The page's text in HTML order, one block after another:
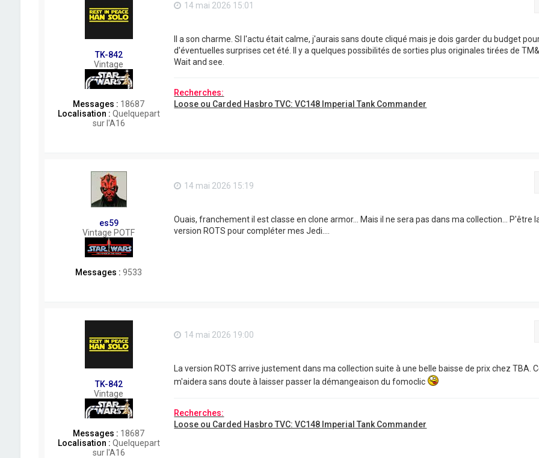
TK-842
Vintage
Messages : 18687
Localisation : Quelquepart
sur l'A16
14 mai 2026 15:01
Il a son charme. SI l'actu était calme, j'aurais sans doute cliqué mais je dois garder du budget
d'éventuelles surprises cet été. Il y a quelques possibilités de sorties plus originales tirées de
Wait and see.
Recherches:
Loose ou Carded Hasbro TVC: VC148 Imperial Tank Commander
es59
Vintage POTF
Messages : 9533
14 mai 2026 15:19
Ouais, franchement il est classe en clone armor... Mais il ne sera pas dans ma collection... P'être
version ROTS pour compléter mes Jedi....
TK-842
Vintage
Messages : 18687
Localisation : Quelquepart
sur l'A16
14 mai 2026 19:00
La version ROTS arrive justement dans ma collection suite à une belle baisse de prix chez TBA.
m'aidera sans doute à laisser passer la démangeaison du fomoclic
Recherches:
Loose ou Carded Hasbro TVC: VC148 Imperial Tank Commander